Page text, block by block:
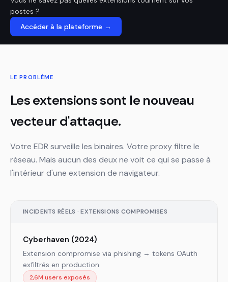
postes ?
Accéder à la plateforme →
LE PROBLÈME
Les extensions sont le nouveau
vecteur d'attaque.
Votre EDR surveille les binaires. Votre proxy filtre le
réseau. Mais aucun des deux ne voit ce qui se passe à
l'intérieur d'une extension de navigateur.
INCIDENTS RÉELS · EXTENSIONS COMPROMISES
Cyberhaven (2024)
Extension compromise via phishing → tokens OAuth
exfiltrés en production
2,6M users exposés